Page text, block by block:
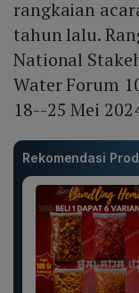
rangkaian
tahun lalu.
National
Water Forum
18--25 Mei
Rekomendasi